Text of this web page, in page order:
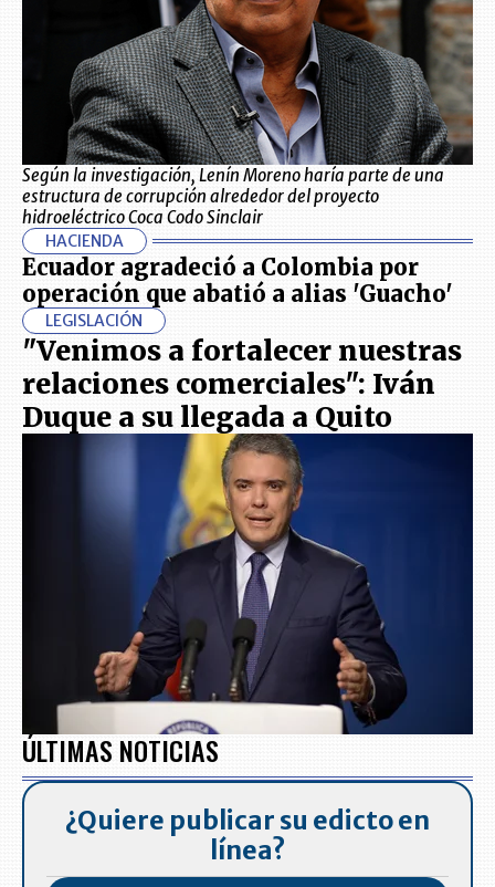
Según la investigación, Lenín Moreno haría parte de una
estructura de corrupción alrededor del proyecto
hidroeléctrico Coca Codo Sinclair
HACIENDA
Ecuador agradeció a Colombia por
operación que abatió a alias 'Guacho'
LEGISLACIÓN
"Venimos a fortalecer nuestras
relaciones comerciales": Iván
Duque a su llegada a Quito
ÚLTIMAS NOTICIAS
¿Quiere publicar su edicto en
línea?